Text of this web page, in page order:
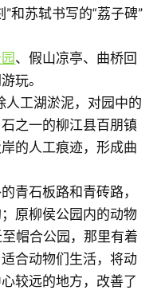
和苏轼书写的“荔子碑”
、假山凉亭、曲桥回
玩。
工湖淤泥，对园中的
之一的柳江县百朋镇
的人工痕迹，形成曲
青石板路和青砖路，
原柳侯公园内的动物
帽合公园，那里有着
合动物们生活，将动
较远的地方，改善了